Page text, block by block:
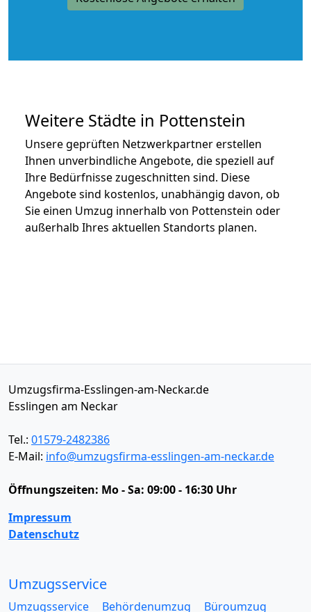
Weitere Städte in Pottenstein
Unsere geprüften Netzwerkpartner erstellen
Ihnen unverbindliche Angebote, die speziell auf
Ihre Bedürfnisse zugeschnitten sind. Diese
Angebote sind kostenlos, unabhängig davon, ob
Sie einen Umzug innerhalb von Pottenstein oder
außerhalb Ihres aktuellen Standorts planen.
Umzugsfirma-Esslingen-am-Neckar.de
Esslingen am Neckar
Tel.: 01579-2482386
E-Mail: info@umzugsfirma-esslingen-am-neckar.de
Öffnungszeiten: Mo - Sa: 09:00 - 16:30 Uhr
Impressum
Datenschutz
Umzugsservice
Umzugsservice Behördenumzug
Büroumzug